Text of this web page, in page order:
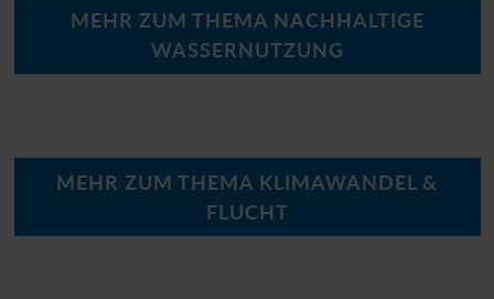
MEHR ZUM THEMA NACHHALTIGE
WASSERNUTZUNG
MEHR ZUM THEMA KLIMAWANDEL &
FLUCHT